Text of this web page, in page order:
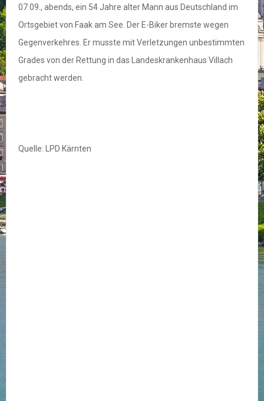
07.09., abends, ein 54 Jahre alter Mann aus Deutschland im
Ortsgebiet von Faak am See. Der E-Biker bremste wegen
Gegenverkehres. Er musste mit Verletzungen unbestimmten
Grades von der Rettung in das Landeskrankenhaus Villach
gebracht werden.
Quelle: LPD Kärnten